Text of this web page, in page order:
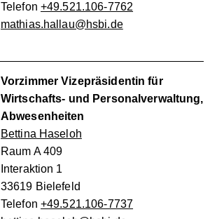
Telefon +49.521.106-7762
mathias.hallau@hsbi.de
Vorzimmer Vizepräsidentin für
Wirtschafts- und Personalverwaltung,
Abwesenheiten
Bettina Haseloh
Raum A 409
Interaktion 1
33619 Bielefeld
Telefon +49.521.106-7737